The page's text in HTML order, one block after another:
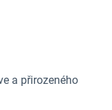
a přirozeného